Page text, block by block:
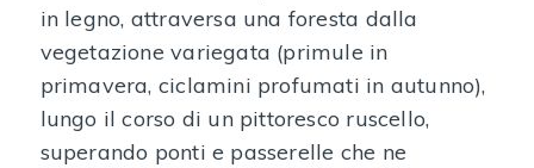
in legno, attraversa una foresta dalla
vegetazione variegata (primule in
primavera, ciclamini profumati in autunno),
lungo il corso di un pittoresco ruscello,
superando ponti e passerelle che ne